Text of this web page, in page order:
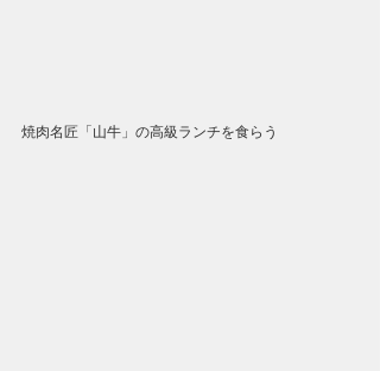
焼肉名匠「山牛」の高級ランチを食らう